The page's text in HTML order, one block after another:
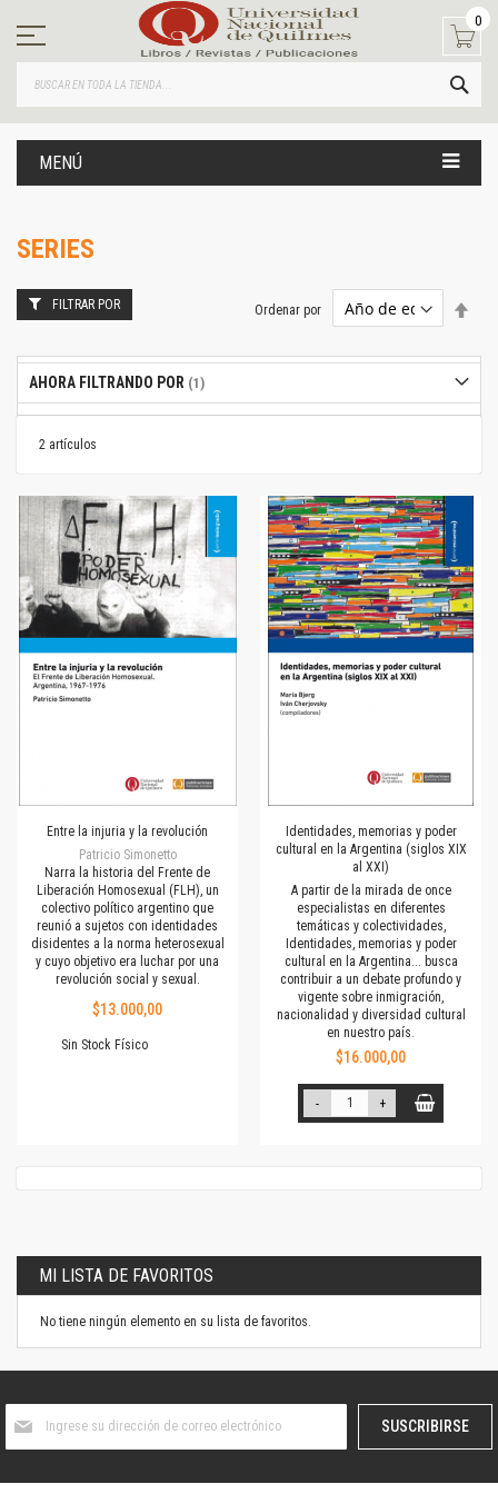
contenido
0
MENÚ
SERIES
2 artículos
Ordenar por
Entre la injuria y la revolución
Patricio Simonetto
Narra la historia del Frente de
Liberación Homosexual (FLH), un
colectivo político argentino que
reunió a sujetos con identidades
disidentes a la norma heterosexual
y cuyo objetivo era luchar por una
revolución social y sexual.
$13.000,00
Sin Stock Físico
Identidades, memorias y poder
cultural en la Argentina (siglos XIX
al XXI)
A partir de la mirada de once
especialistas en diferentes
temáticas y colectividades,
Identidades, memorias y poder
cultural en la Argentina... busca
contribuir a un debate profundo y
vigente sobre inmigración,
nacionalidad y diversidad cultural
en nuestro país.
$16.000,00
- +
FILTRAR POR
AHORA FILTRANDO POR
MI LISTA DE FAVORITOS
No tiene ningún elemento en su lista de favoritos.
boletín
SUSCRIBIRSE